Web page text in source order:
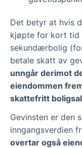
Det betyr at hvis
kjøpte for kort tid
sekundærbolig
betale skatt av
unngår derimot
eiendommen
skattefritt
Gevinsten er den
inngangsverdien
overtar også